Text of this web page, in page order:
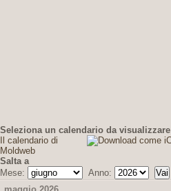
Seleziona un calendario da visualizzare
Il calendario di
Moldweb
Salta a
Mese:
Anno: